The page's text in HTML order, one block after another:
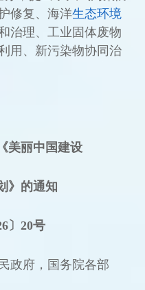
修复、海洋生态环境
治理、工业固体废物
用、新污染物协同治
美丽中国建设
》的通知
〕20号
政府，国务院各部